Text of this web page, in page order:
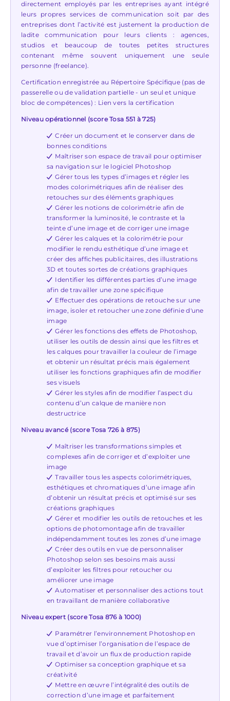
directement employés par les entreprises ayant intégré
leurs propres services de communication soit par des
entreprises dont l’activité est justement la production de
ladite communication pour leurs clients : agences,
studios et beaucoup de toutes petites structures
contenant même souvent uniquement une seule
personne (freelance).
Certification enregistrée au Répertoire Spécifique (pas de
passerelle ou de validation partielle - un seul et unique
bloc de compétences) : Lien vers la certification
Niveau opérationnel (score Tosa 551 à 725)
Créer un document et le conserver dans de
bonnes conditions
Maîtriser son espace de travail pour optimiser
sa navigation sur le logiciel Photoshop
Gérer tous les types d’images et régler les
modes colorimétriques afin de réaliser des
retouches sur des éléments graphiques
Gérer les notions de colorimétrie afin de
transformer la luminosité, le contraste et la
teinte d’une image et de corriger une image
Gérer les calques et la colorimétrie pour
modifier le rendu esthétique d’une image et
créer des affiches publicitaires, des illustrations
3D et toutes sortes de créations graphiques
Identifier les différentes parties d’une image
afin de travailler une zone spécifique
Effectuer des opérations de retouche sur une
image, isoler et retoucher une zone définie d'une
image
Gérer les fonctions des effets de Photoshop,
utiliser les outils de dessin ainsi que les filtres et
les calques pour travailler la couleur de l’image
et obtenir un résultat précis mais également
utiliser les fonctions graphiques afin de modifier
ses visuels
Gérer les styles afin de modifier l’aspect du
contenu d’un calque de manière non
destructrice
Niveau avancé (score Tosa 726 à 875)
Maîtriser les transformations simples et
complexes afin de corriger et d’exploiter une
image
Travailler tous les aspects colorimétriques,
esthétiques et chromatiques d’une image afin
d’obtenir un résultat précis et optimisé sur ses
créations graphiques
Gérer et modifier les outils de retouches et les
options de photomontage afin de travailler
indépendamment toutes les zones d’une image
Créer des outils en vue de personnaliser
Photoshop selon ses besoins mais aussi
d’exploiter les filtres pour retoucher ou
améliorer une image
Automatiser et personnaliser des actions tout
en travaillant de manière collaborative
Niveau expert (score Tosa 876 à 1000)
Paramétrer l’environnement Photoshop en
vue d’optimiser l’organisation de l’espace de
travail et d’avoir un flux de production rapide
Optimiser sa conception graphique et sa
créativité
Mettre en œuvre l’intégralité des outils de
correction d’une image et parfaitement